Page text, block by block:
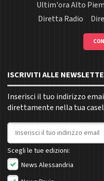
Ultim'ora Alto
Diretta Radio
ISCRIVITI ALLE
Inserisci il tuo indirizzo
direttamente nella tua
Indirizzo email
Scegli le tue edizioni:
News Alessandria